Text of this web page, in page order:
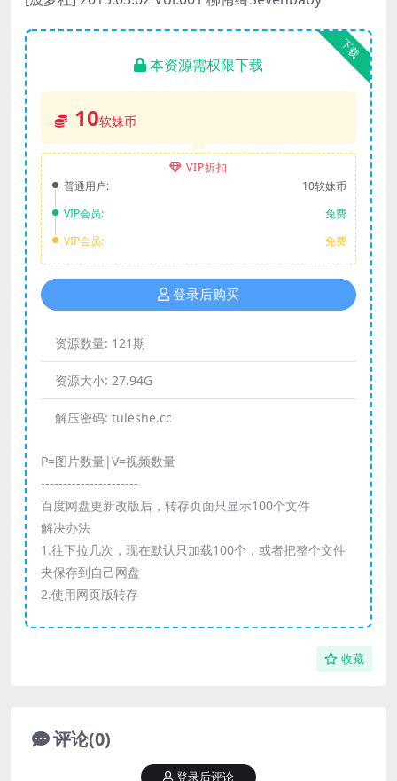
下载
本资源需权限下载
10软妹币
VIP折扣
普通用户:
10软妹币
VIP会员:
免费
VIP会员:
免费
登录后购买
资源数量: 121期
资源大小: 27.94G
解压密码: tuleshe.cc
P=图片数量|V=视频数量
----------------------
百度网盘更新改版后，转存页面只显示100个文件
解决办法
1.往下拉几次，现在默认只加载100个，或者把整个文件
夹保存到自己网盘
2.使用网页版转存
收藏
评论(0)
登录后评论